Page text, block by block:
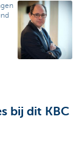
bij dit KBC